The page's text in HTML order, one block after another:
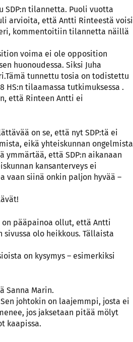
tilannetta. Puoli vuotta
arvioita, että Antti Rinteestä voisi
kommentoitiin tilannetta näillä
voima ei ole opposition
huonoudessa. Siksi Juha
tunnettu tosia on todistettu
HS:n tilaamassa tutkimuksessa .
että Rinteen Antti ei
on se, että nyt SDP:tä ei
eikä yhteiskunnan ongelmista
ymmärtää, että SDP:n aikanaan
kansanterveys ei
vaan siinä onkin paljon hyvää –
on pääpainoa ollut, että Antti
sivussa olo heikkous. Tällaista
on kysymys – esimerkiksi
Sanna Marin.
johtokin on laajemmpi, josta ei
jos jaksetaan pitää mölyt
kaapissa.